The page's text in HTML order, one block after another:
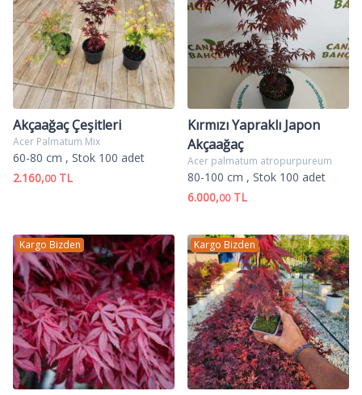
Akçaağaç Çeşitleri
Acer Palmatum Mix
60-80 cm , Stok 100 adet
2.160,00TL
Kırmızı Yapraklı Japon
Akçaağaç
Acer palmatum atropurpureum
80-100 cm , Stok 100 adet
6.000,00TL
Kargo Bizden Kargo Bizden